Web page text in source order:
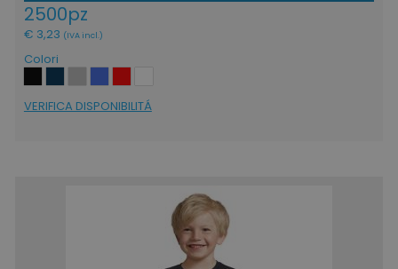
2500pz
€ 3,23 (IVA incl.)
Colori
VERIFICA DISPONIBILITÁ
ls_mage-cache-storage
ls_mage-cache-storage-section-